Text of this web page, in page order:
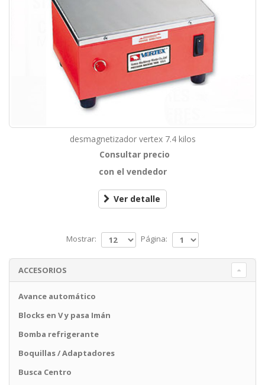
desmagnetizador vertex 7.4 kilos
Consultar precio
con el vendedor
Ver detalle
Página:
Mostrar:
ACCESORIOS
Avance automático
Blocks en V y pasa Imán
Bomba refrigerante
Boquillas / Adaptadores
Busca Centro